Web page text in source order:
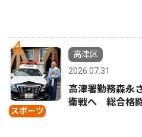
4
スポーツ
高津区
2026.07.31
高津署勤務森永
衛戦へ 総合格